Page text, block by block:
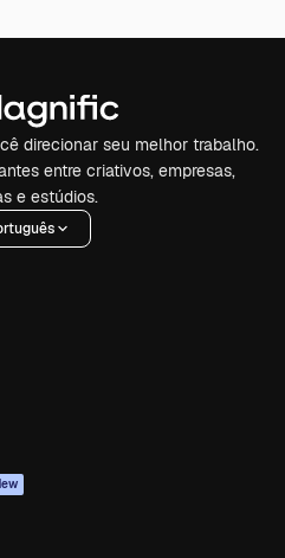
direcionar seu melhor trabalho.
entre criativos, empresas,
e estúdios.